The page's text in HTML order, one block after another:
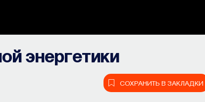
энергетики
СОХРАНИТЬ В ЗАКЛАДКИ